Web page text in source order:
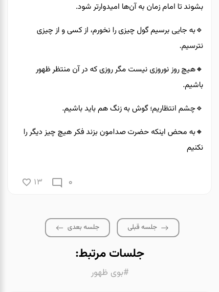
بشوند تا امام زمان به آن‌ها امیدوارتر شود.
🔹️به جایی برسیم گول چیزی را نخورم، از کسی و از چیزی
نترسیم.
🔸️هیچ روز نوروزی نیست مگر روزی که در آن منتظر ظهور
باشیم.
🔹️چشم انتظاریم؛ گوش به زنگ هم باید باشیم.
🔸️به محض اینکه حضرت صدامون بزند فکر هیچ چیز دیگر را
نکنیم
0
13
جلسه قبلی جلسه بعدی
جلسات مرتبط:
#بوی ظهور